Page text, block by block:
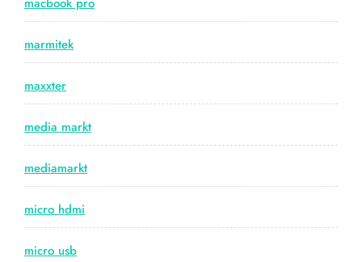
marmitek
maxxter
media markt
mediamarkt
micro hdmi
micro usb